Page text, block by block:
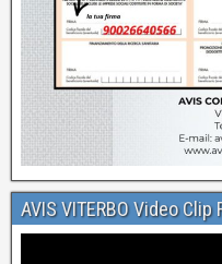
AVIS VITERBO Video Clip